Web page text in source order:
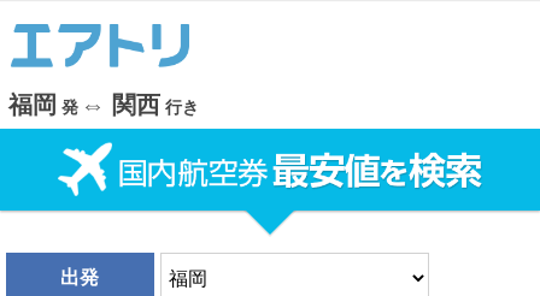
福岡 発 ⇔ 関西 行き
出発